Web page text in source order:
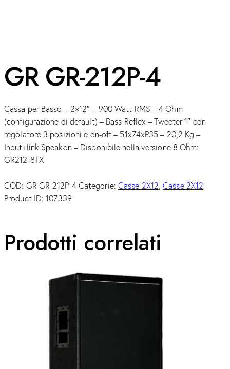
GR GR-212P-4
Cassa per Basso – 2×12″ – 900 Watt RMS – 4 Ohm
(configurazione di default) – Bass Reflex – Tweeter 1″ con
regolatore 3 posizioni e on-off – 51x74xP35 – 20,2 Kg –
Input+link Speakon – Disponibile nella versione 8 Ohm:
GR212-8TX
COD: GR GR-212P-4 Categorie: Casse 2X12,Casse 2X12
Product ID:107339
Prodotti correlati